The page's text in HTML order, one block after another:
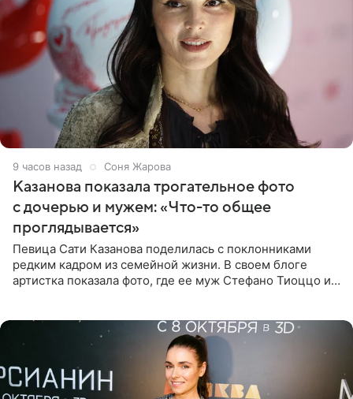
9 часов назад Соня Жарова
Казанова показала трогательное фото
с дочерью и мужем: «Что-то общее
проглядывается»
Певица Сати Казанова поделилась с поклонниками
редким кадром из семейной жизни. В своем блоге
артистка показала фото, где ее муж Стефано Тиоццо и